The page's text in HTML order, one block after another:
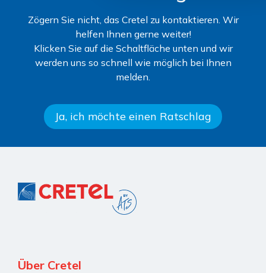
Zögern Sie nicht, das Cretel zu kontaktieren. Wir
helfen Ihnen gerne weiter!
Klicken Sie auf die Schaltfläche unten und wir
werden uns so schnell wie möglich bei Ihnen
melden.
Ja, ich möchte einen Ratschlag
Über Cretel